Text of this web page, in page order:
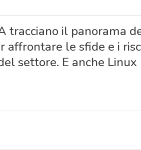
tracciano il panorama
affrontare le sfide e i
settore. E anche Linux